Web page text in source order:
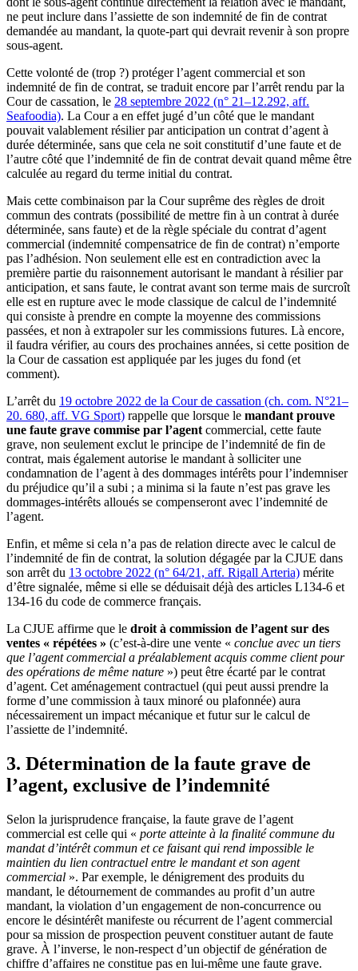
ne peut inclure dans l’assiette de son indemnité de fin de contrat
demandée au mandant, la quote-part qui devrait revenir à son propre
sous-agent.
Cette volonté de (trop ?) protéger l’agent commercial et son
indemnité de fin de contrat, se traduit encore par l’arrêt rendu par la
Cour de cassation, le 28 septembre 2022 (n° 21–12.292, aff.
Seafoodia). La Cour a en effet jugé d’un côté que le mandant
pouvait valablement résilier par anticipation un contrat d’agent à
durée déterminée, sans que cela ne soit constitutif d’une faute et de
l’autre côté que l’indemnité de fin de contrat devait quand même être
calculée au regard du terme initial du contrat.
Mais cette combinaison par la Cour suprême des règles de droit
commun des contrats (possibilité de mettre fin à un contrat à durée
déterminée, sans faute) et de la règle spéciale du contrat d’agent
commercial (indemnité compensatrice de fin de contrat) n’emporte
pas l’adhésion. Non seulement elle est en contradiction avec la
première partie du raisonnement autorisant le mandant à résilier par
anticipation, et sans faute, le contrat avant son terme mais de surcroît
elle est en rupture avec le mode classique de calcul de l’indemnité
qui consiste à prendre en compte la moyenne des commissions
passées, et non à extrapoler sur les commissions futures. Là encore,
il faudra vérifier, au cours des prochaines années, si cette position de
la Cour de cassation est appliquée par les juges du fond (et
comment).
L’arrêt du 19 octobre 2022 de la Cour de cassation (ch. com. N°21–
20. 680, aff. VG Sport) rappelle que lorsque le mandant prouve
une faute grave commise par l’agent commercial, cette faute
grave, non seulement exclut le principe de l’indemnité de fin de
contrat, mais également autorise le mandant à solliciter une
condamnation de l’agent à des dommages intérêts pour l’indemniser
du préjudice qu’il a subi ; a minima si la faute n’est pas grave les
dommages-intérêts alloués se compenseront avec l’indemnité de
l’agent.
Enfin, et même si cela n’a pas de relation directe avec le calcul de
l’indemnité de fin de contrat, la solution dégagée par la CJUE dans
son arrêt du 13 octobre 2022 (n° 64/21, aff. Rigall Arteria) mérite
d’être signalée, même si elle se déduisait déjà des articles L134-6 et
134-16 du code de commerce français.
La CJUE affirme que le droit à commission de l’agent sur des
ventes « répétées » (c’est-à-dire une vente « conclue avec un tiers
que l’agent commercial a préalablement acquis comme client pour
des opérations de même nature ») peut être écarté par le contrat
d’agent. Cet aménagement contractuel (qui peut aussi prendre la
forme d’une commission à taux minoré ou plafonnée) aura
nécessairement un impact mécanique et futur sur le calcul de
l’assiette de l’indemnité.
3. Détermination de la faute grave de
l’agent, exclusive de l’indemnité
Selon la jurisprudence française, la faute grave de l’agent
commercial est celle qui « porte atteinte à la finalité commune du
mandat d’intérêt commun et ce faisant qui rend impossible le
maintien du lien contractuel entre le mandant et son agent
commercial ». Par exemple, le dénigrement des produits du
mandant, le détournement de commandes au profit d’un autre
mandant, la violation d’un engagement de non-concurrence ou
encore le désintérêt manifeste ou récurrent de l’agent commercial
pour sa mission de prospection peuvent constituer autant de faute
grave. À l’inverse, le non-respect d’un objectif de génération de
chiffre d’affaires ne constitue pas en lui-même une faute grave.